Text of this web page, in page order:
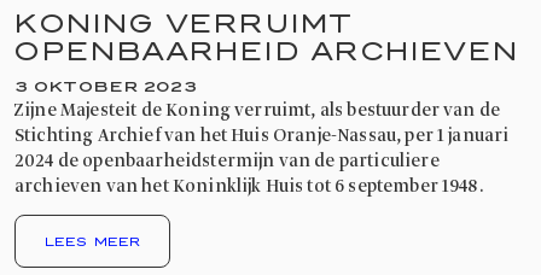
KONING VERRUIMT
OPENBAARHEID ARCHIEVEN
3 OKTOBER 2023
Zijne Majesteit de Koning verruimt, als bestuurder van de
Stichting Archief van het Huis Oranje-Nassau, per 1 januari
2024 de openbaarheidstermijn van de particuliere
archieven van het Koninklijk Huis tot 6 september 1948.
LEES MEER